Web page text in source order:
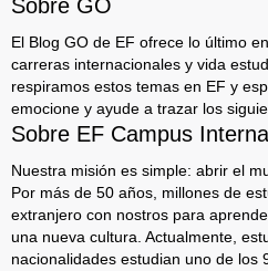
Sobre GO
El Blog GO de EF ofrece lo último
carreras internacionales y vida
respiramos estos temas en EF y
emocione y ayude a trazar los
Sobre EF Campus
Nuestra misión es simple: abrir el
Por más de 50 años, millones de
extranjero con nostros para
una nueva cultura. Actualmente,
nacionalidades estudian uno de los